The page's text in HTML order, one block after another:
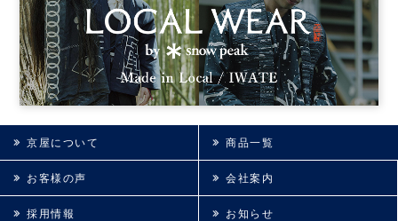
京屋について 商品一覧
お客様の声 会社案内
採用情報 お知らせ